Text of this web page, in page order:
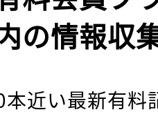
の情報収
近い最新有料